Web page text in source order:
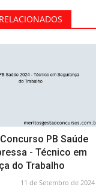
PB Saúde
- Técnico em
do Trabalho
11 de Setembro de 2024